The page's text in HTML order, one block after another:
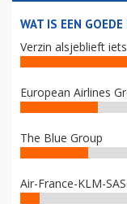
WAT IS EEN
Verzin alsjeblieft
European Airlines
The Blue Group
Air-France-KLM-